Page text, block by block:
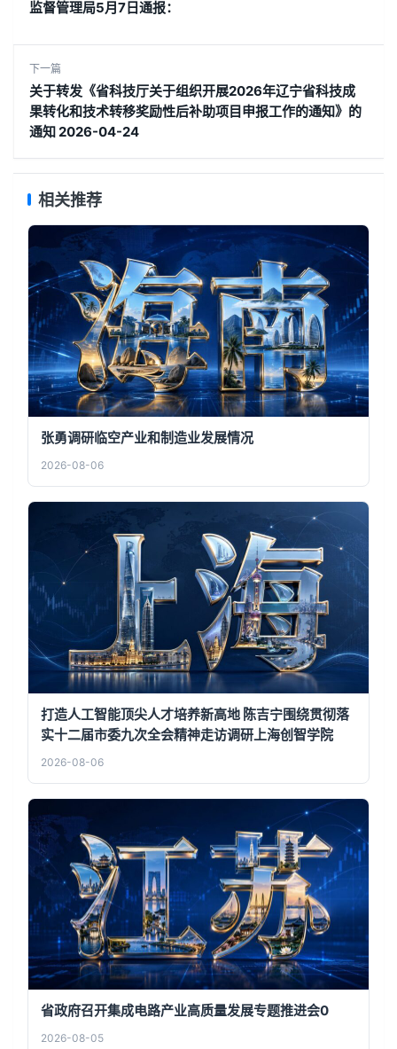
监督管理局5月7日通报：
下一篇
关于转发《省科技厅关于组织开展2026年辽宁省科技成
果转化和技术转移奖励性后补助项目申报工作的通知》的
通知 2026-04-24
相关推荐
张勇调研临空产业和制造业发展情况
2026-08-06
打造人工智能顶尖人才培养新高地 陈吉宁围绕贯彻落
实十二届市委九次全会精神走访调研上海创智学院
2026-08-06
省政府召开集成电路产业高质量发展专题推进会0
2026-08-05